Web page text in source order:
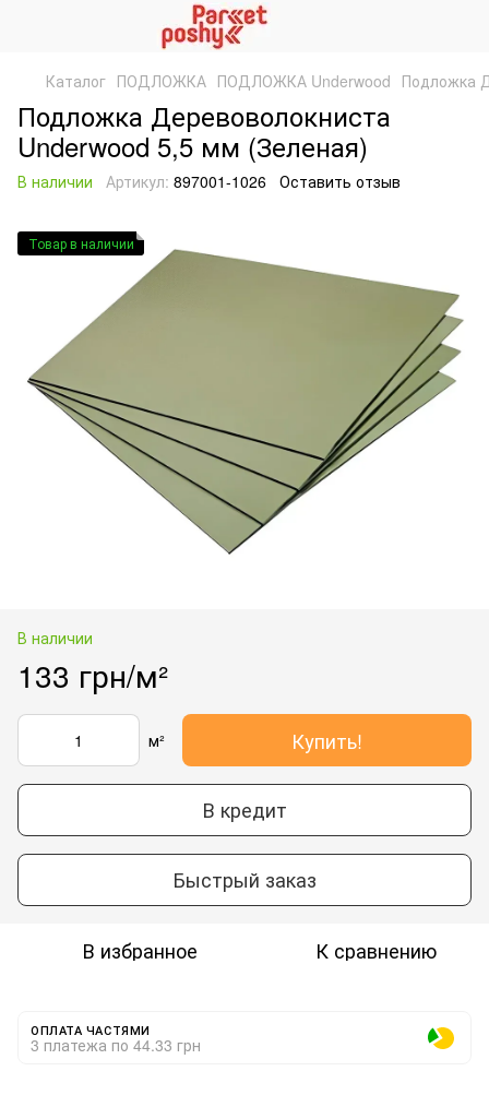
Каталог ПОДЛОЖКА ПОДЛОЖКА Underwood Подложка
Подложка Деревоволокниста
Underwood 5,5 мм (Зеленая)
В наличии Артикул: 897001-1026 Оставить отзыв
Товар в наличии
В наличии
133 грн/м²
м² Купить!
В кредит
Быстрый заказ
В избранное К сравнению
ОПЛАТА ЧАСТЯМИ
3 платежа по 44.33 грн